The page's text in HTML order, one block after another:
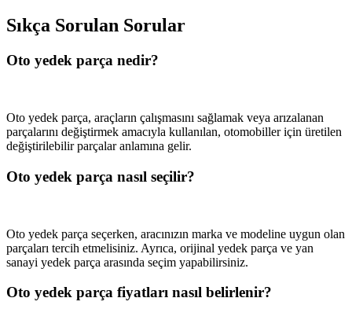
Sıkça Sorulan Sorular
Oto yedek parça nedir?
Oto yedek parça, araçların çalışmasını sağlamak veya arızalanan
parçalarını değiştirmek amacıyla kullanılan, otomobiller için üretilen
değiştirilebilir parçalar anlamına gelir.
Oto yedek parça nasıl seçilir?
Oto yedek parça seçerken, aracınızın marka ve modeline uygun olan
parçaları tercih etmelisiniz. Ayrıca, orijinal yedek parça ve yan
sanayi yedek parça arasında seçim yapabilirsiniz.
Oto yedek parça fiyatları nasıl belirlenir?